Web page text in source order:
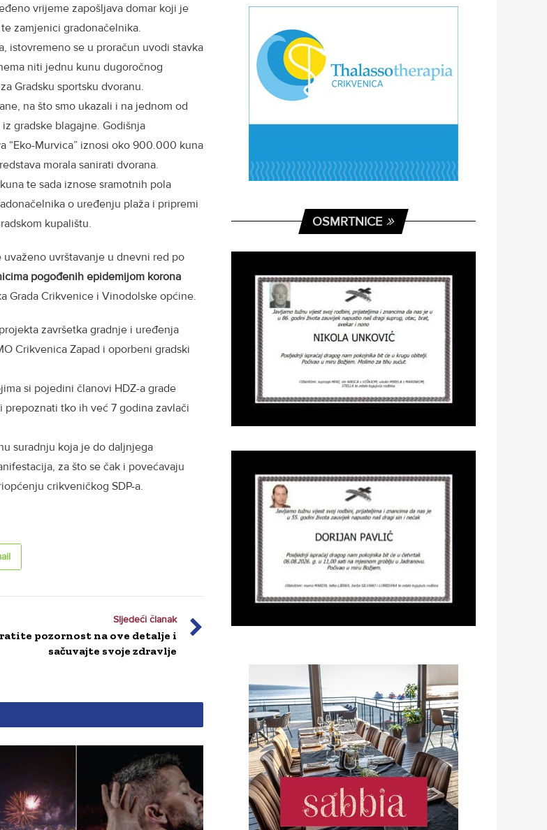
vrijeme zapošljava domar koji je
zamjenici gradonačelnika.
istovremeno se u proračun uvodi stavka
niti jednu kunu dugoročnog
Gradsku sportsku dvoranu.
na što smo ukazali i na jednom od
gradske blagajne. Godišnja
“Eko-Murvica” iznosi oko 900.000 kuna
morala sanirati dvorana.
te sada iznose sramotnih pola
o uređenju plaža i pripremi
kupalištu.
uvrštavanje u dnevni red po
pogođenih epidemijom korona
Grada Crikvenice i Vinodolske općine.
završetka gradnje i uređenja
Crikvenica Zapad i oporbeni gradski
si pojedini članovi HDZ-a grade
prepoznati tko ih već 7 godina zavlači
suradnju koja je do daljnjega
za što se čak i povećavaju
crikveničkog SDP-a.
Sljedeći članak
pozornost na ove detalje i
sačuvajte svoje zdravlje
OSMRTNICE